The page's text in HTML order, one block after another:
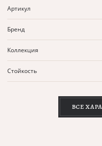
Артикул
Бренд
Коллекция
Стойкость
ВСЕ